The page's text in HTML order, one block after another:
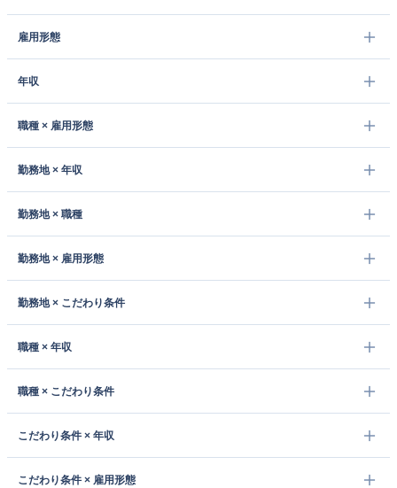
雇用形態
年収
職種 × 雇用形態
勤務地 × 年収
勤務地 × 職種
勤務地 × 雇用形態
勤務地 × こだわり条件
職種 × 年収
職種 × こだわり条件
こだわり条件 × 年収
こだわり条件 × 雇用形態